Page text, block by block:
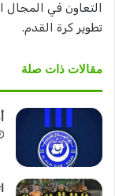
التعاون في المجال
تطوير كرة القدم.
مقالات ذات صلة